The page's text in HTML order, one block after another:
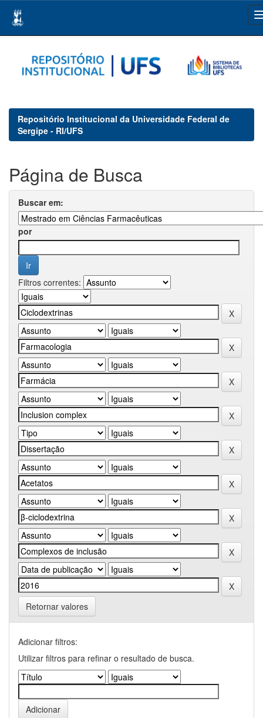
navigation
Repositório Institucional da Universidade Federal de
Sergipe - RI/UFS
Página de Busca
Buscar em:
por
Filtros correntes:
Retornar valores
Adicionar filtros:
Utilizar filtros para refinar o resultado de busca.